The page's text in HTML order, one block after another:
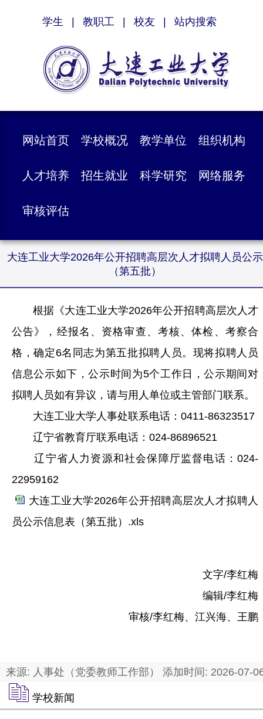
学生 教职工 校友 站内搜索
网站首页 学校概况 教学单位 组织机构
人才培养 招生就业 科学研究 网络服务
审核评估
大连工业大学2026年公开招聘高层次人才拟聘人员公示
（第五批）
根据《大连工业大学2026年公开招聘高层次人才
公告》，经报名、资格审查、考核、体检、考察合
格，确定6名同志为第五批拟聘人员。现将拟聘人员
信息公示如下，公示时间为5个工作日，公示期间对
拟聘人员如有异议，请与用人单位或主管部门联系。
大连工业大学人事处联系电话：0411-86323517
辽宁省教育厅联系电话：024-86896521
辽宁省人力资源和社会保障厅监督电话：024-
22959162
大连工业大学2026年公开招聘高层次人才拟聘人
员公示信息表（第五批）.xls
文字/李红梅
编辑/李红梅
审核/李红梅、江兴海、王鹏
来源: 人事处（党委教师工作部） 添加时间: 2026-07-
学校新闻